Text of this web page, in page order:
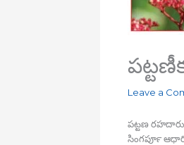
Leave a
పట్టణ
సింగపూర్‍